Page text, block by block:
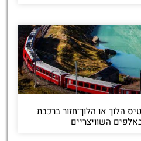
הלוך או הלוך־חזור ברכבת
השוויצריים